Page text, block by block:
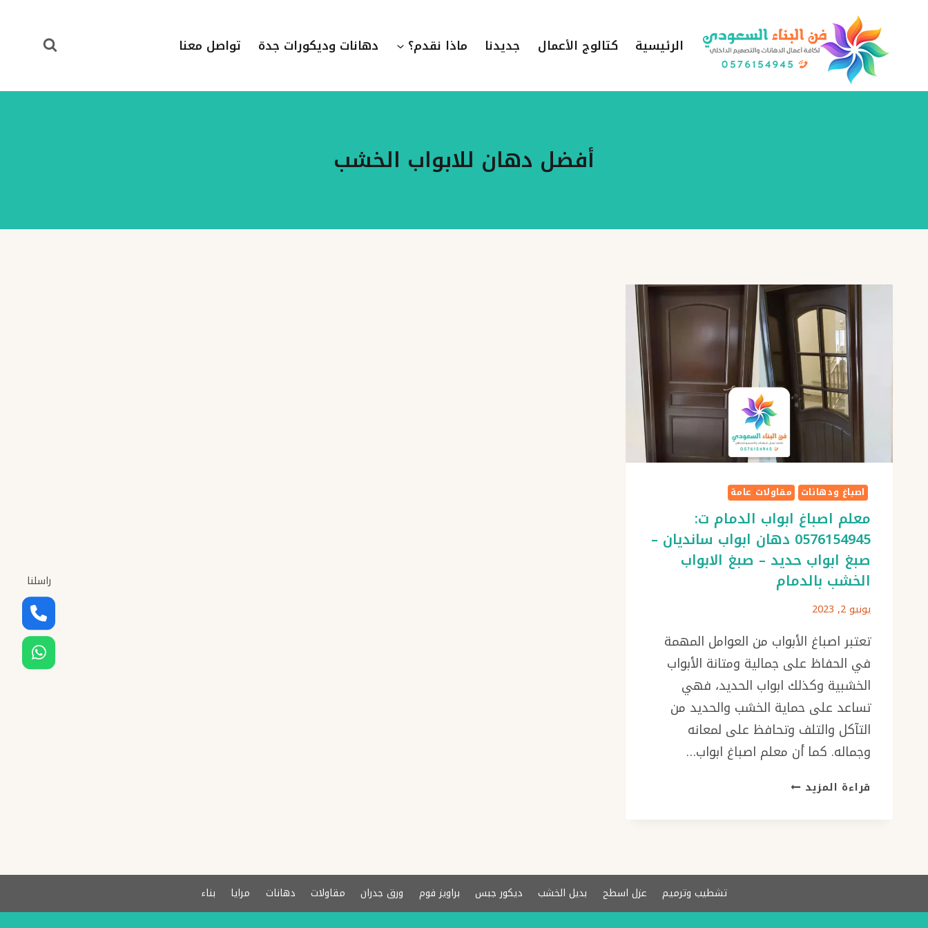
المحتوى
الرئيسية كتالوج الأعمال جديدنا ماذا نقدم؟ دهانات وديكورات جدة تواصل معنا
أفضل دهان للابواب الخشب
اصباغ ودهانات مقاولات عامة
معلم اصباغ ابواب الدمام ت:
0576154945 دهان ابواب سانديان –
صبغ ابواب حديد – صبغ الابواب
الخشب بالدمام
يونيو 2, 2023
تعتبر اصباغ الأبواب من العوامل المهمة
في الحفاظ على جمالية ومتانة الأبواب
الخشبية وكذلك ابواب الحديد، فهي
تساعد على حماية الخشب والحديد من
التآكل والتلف وتحافظ على لمعانه
وجماله. كما أن معلم اصباغ ابواب…
قراءة المزيد معلم
تشطيب وترميم عزل اسطح بديل الخشب ديكور جبس براويز فوم ورق جدران مقاولات دهانات مرايا بناء
راسلنا